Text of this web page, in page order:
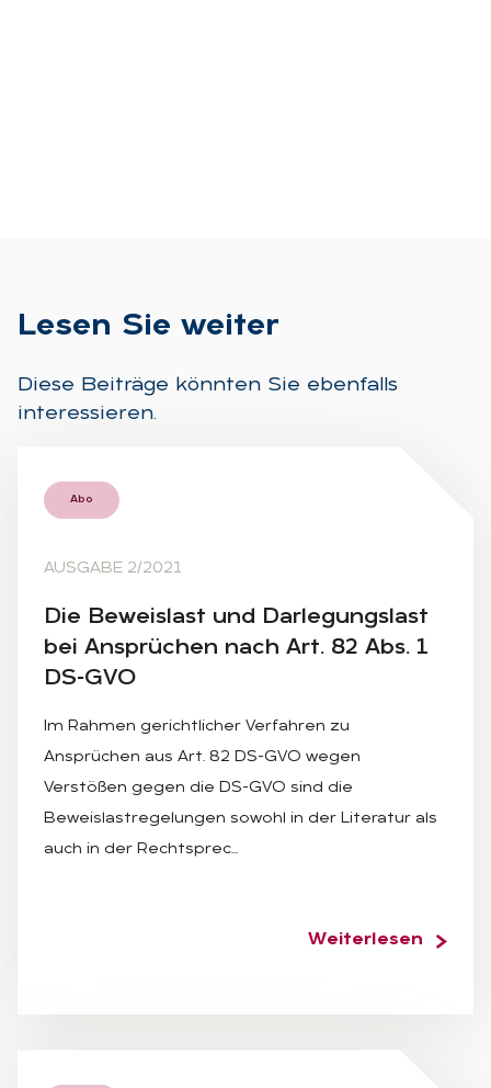
Le­sen Sie wei­ter
Diese Beiträge könnten Sie ebenfalls
interessieren.
Abo
AUSGABE 2/2021
Die Be­weis­last und Dar­le­gungs­last
bei An­sprü­chen nach Art. 82 Abs. 1
DS-GVO
Im Rahmen gerichtlicher Verfahren zu
Ansprüchen aus Art. 82 DS-GVO wegen
Verstößen gegen die DS-GVO sind die
Beweislastregelungen sowohl in der Literatur als
auch in der Rechtsprec…
Weiterlesen